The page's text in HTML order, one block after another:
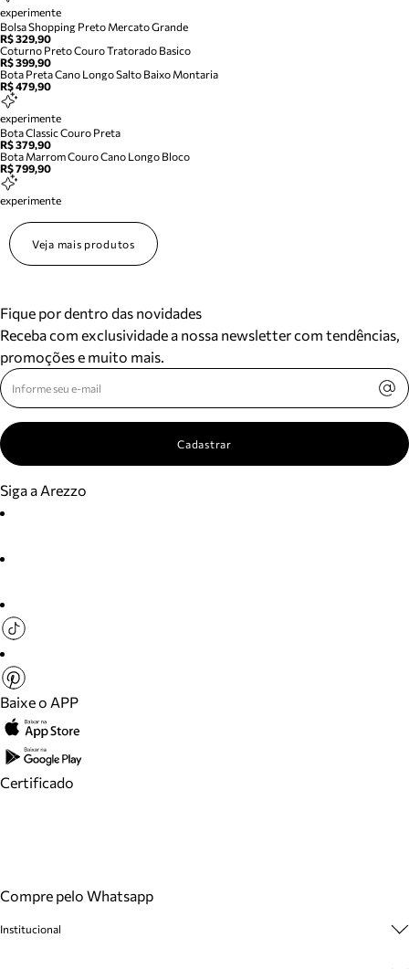
experimente
Bolsa Shopping Preto Mercato Grande
R$ 329,90
Coturno Preto Couro Tratorado Basico
R$ 399,90
Bota Preta Cano Longo Salto Baixo Montaria
R$ 479,90
experimente
Bota Classic Couro Preta
R$ 379,90
Bota Marrom Couro Cano Longo Bloco
R$ 799,90
experimente
Veja mais produtos
Fique por dentro das novidades
Receba com exclusividade a nossa newsletter com tendências,
promoções e muito mais.
Cadastrar
Siga a Arezzo
Baixe o APP
Certificado
Compre pelo Whatsapp
Institucional